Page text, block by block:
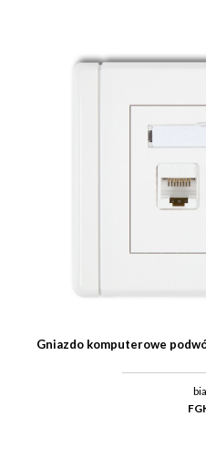
Gniazdo komputerowe